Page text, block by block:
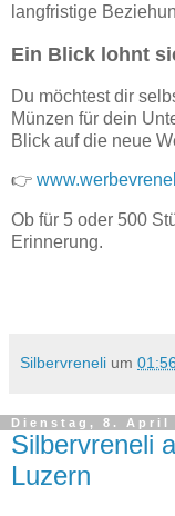
langfristige
Ein Blick lohnt
Du möchtest dir
Münzen für dein
Blick auf die neue
👉
Ob für 5 oder 500
Erinnerung.
Silbervreneli um 01:56
Dienstag, 8. April
Silbervreneli
Luzern